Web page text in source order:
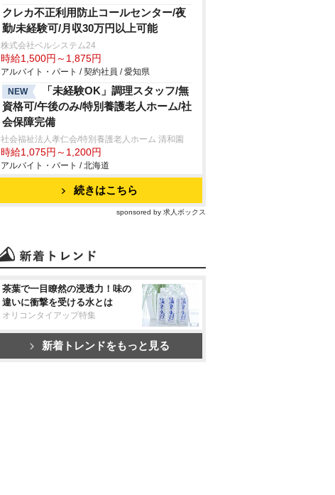
クレカ不正利用防止コールセンター/夜
勤/未経験可/月収30万円以上可能
株式会社ベルシステム24
時給1,500円～1,875円
アルバイト・パート / 契約社員 / 愛知県
NEW
「未経験OK」調理スタッフ/無
資格可/午後のみ/特別養護老人ホーム/社
会保障完備
社会福祉法人孝仁会/特別養護老人ホーム 清和園
時給1,075円～1,200円
アルバイト・パート / 北海道
続きはこちら
sponsored by 求人ボックス
茶葉で一目瞭然の浸透力！味の
違いに衝撃を受ける水とは
オリコンタイアップ特集
新着トレンドをもっと見る